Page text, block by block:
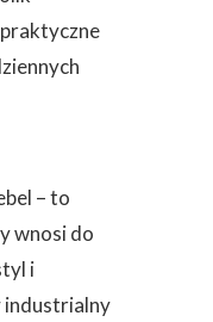
– to
wnosi do
i
industrialny